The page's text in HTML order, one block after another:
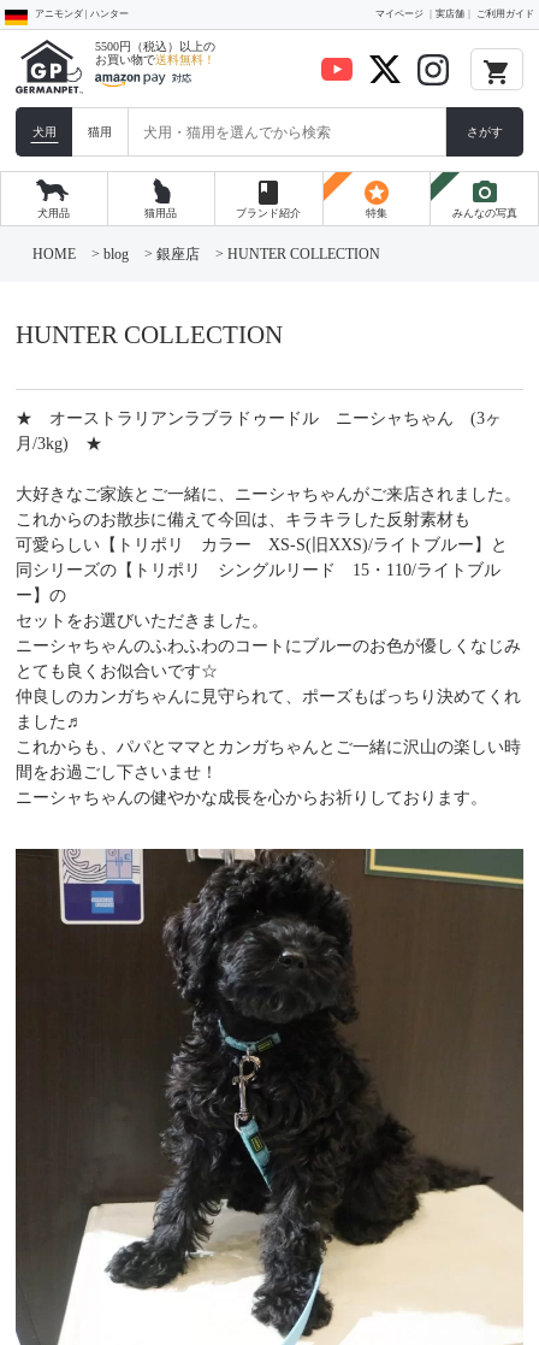
アニモンダ | ハンター マイページ 実店舗 ご利用ガイド
5500円（税込）以上の
お買い物で送料無料！ local_grocery_store
犬用 猫用 さがす
犬用品 猫用品
book
ブランド紹介
stars
特集
photo_camera
みんなの写真
へ
ス
プ
HOME > blog > 銀座店 > HUNTER COLLECTION
HUNTER COLLECTION
★ オーストラリアンラブラドゥードル ニーシャちゃん (3ヶ
月/3kg) ★
大好きなご家族とご一緒に、ニーシャちゃんがご来店されました。
これからのお散歩に備えて今回は、キラキラした反射素材も
可愛らしい【トリポリ カラー XS-S(旧XXS)/ライトブルー】と
同シリーズの【トリポリ シングルリード 15・110/ライトブル
ー】の
セットをお選びいただきました。
ニーシャちゃんのふわふわのコートにブルーのお色が優しくなじみ
とても良くお似合いです☆
仲良しのカンガちゃんに見守られて、ポーズもばっちり決めてくれ
ました♬
これからも、パパとママとカンガちゃんとご一緒に沢山の楽しい時
間をお過ごし下さいませ！
ニーシャちゃんの健やかな成長を心からお祈りしております。